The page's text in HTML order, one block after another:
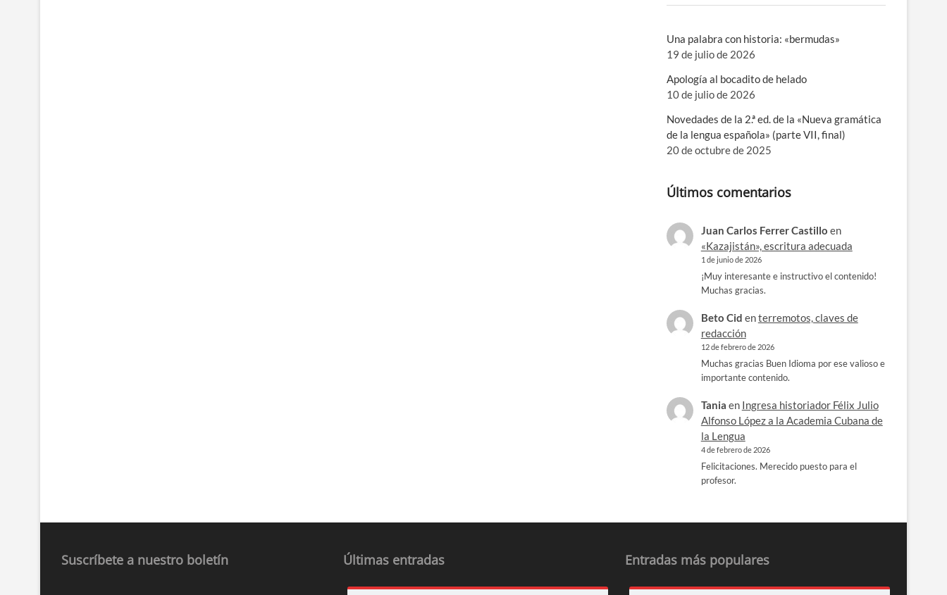
Una palabra con historia: «bermudas»
19 de julio de 2026
Apología al bocadito de helado
10 de julio de 2026
Novedades de la 2.ª ed. de la «Nueva gramática
de la lengua española» (parte VII, final)
20 de octubre de 2025
Últimos comentarios
Juan Carlos Ferrer Castillo en
«Kazajistán», escritura adecuada
1 de junio de 2026
¡Muy interesante e instructivo el contenido!
Muchas gracias.
Beto Cid enterremotos, claves de
redacción
12 de febrero de 2026
Muchas gracias Buen Idioma por ese valioso e
importante contenido.
Tania en Ingresa historiador Félix Julio
Alfonso López a la Academia Cubana de
la Lengua
4 de febrero de 2026
Felicitaciones. Merecido puesto para el
profesor.
Suscríbete a nuestro boletín Últimas entradas Entradas más populares